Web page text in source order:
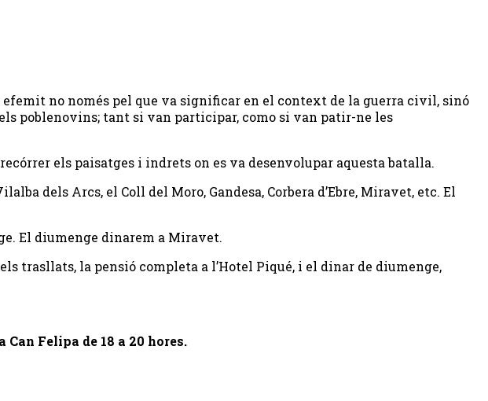
efemit no només pel que va significar en el context de la guerra civil, sinó
poblenovins; tant si van participar, como si van patir-ne les
els paisatges i indrets on es va desenvolupar aquesta batalla.
dels Arcs, el Coll del Moro, Gandesa, Corbera d’Ebre, Miravet, etc. El
El diumenge dinarem a Miravet.
trasllats, la pensió completa a l’Hotel Piqué, i el dinar de diumenge,
Felipa de 18 a 20 hores.